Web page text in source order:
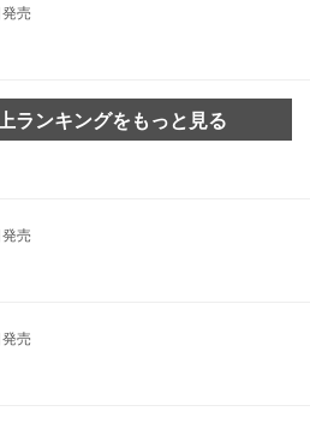
売
ランキングをもっと見る
売
売